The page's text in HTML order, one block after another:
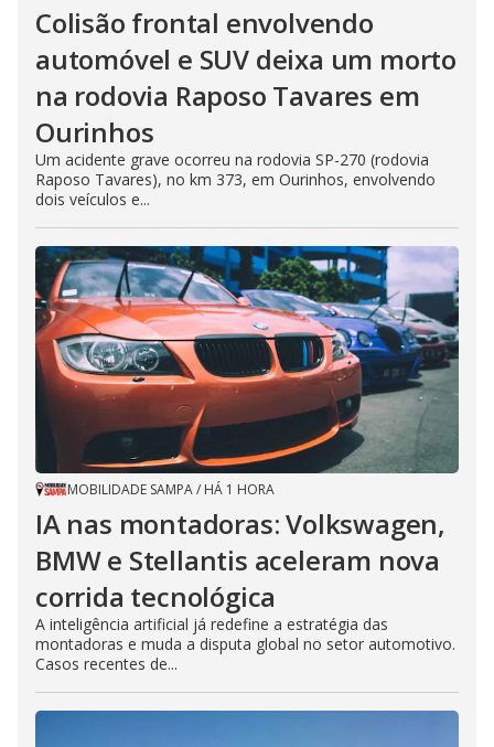
Colisão frontal envolvendo
automóvel e SUV deixa um morto
na rodovia Raposo Tavares em
Ourinhos
Um acidente grave ocorreu na rodovia SP-270 (rodovia
Raposo Tavares), no km 373, em Ourinhos, envolvendo
dois veículos e...
MOBILIDADE SAMPA/ HÁ 1 HORA
IA nas montadoras: Volkswagen,
BMW e Stellantis aceleram nova
corrida tecnológica
A inteligência artificial já redefine a estratégia das
montadoras e muda a disputa global no setor automotivo.
Casos recentes de...